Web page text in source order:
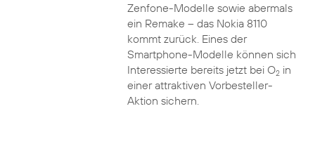
Zenfone-Modelle sowie abermals
ein Remake – das Nokia 8110
kommt zurück. Eines der
Smartphone-Modelle können sich
Interessierte bereits jetzt bei O2in
einer attraktiven Vorbesteller-
Aktion sichern.